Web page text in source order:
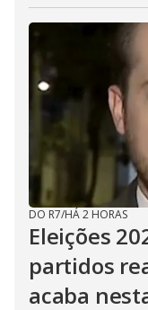
DO R7/HÁ 2 HORAS
Eleições
partidos
acaba